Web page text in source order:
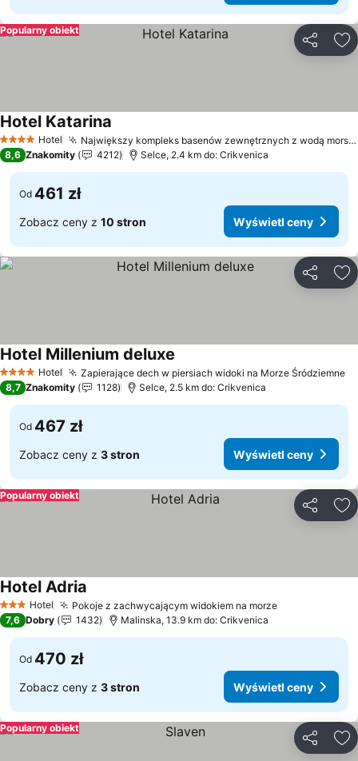
Popularny obiekt
4 KategoriaHotel Największy kompleks basenów zewnętrznych z wodą morską
Hotel Katarina
8,6 Znakomity 4212 Selce, 2.4 km do: Crikvenica
Od 461 zł
Zobacz ceny z 10 stron Wyświetl ceny
4 KategoriaHotel Zapierające dech w piersiach widoki na Morze Śródziemne
Hotel Millenium deluxe
8,7 Znakomity 1128 Selce, 2.5 km do: Crikvenica
Od 467 zł
Zobacz ceny z 3 stron Wyświetl ceny
Popularny obiekt
3 Kategoria
Hotel Pokoje z zachwycającym widokiem na morzeWyświetl
Hotel Adria
7,6 Dobry 1432 Malinska, 13.9 km do: Crikvenica
Od 470 zł
Zobacz ceny z 3 stron Wyświetl ceny
Popularny obiekt